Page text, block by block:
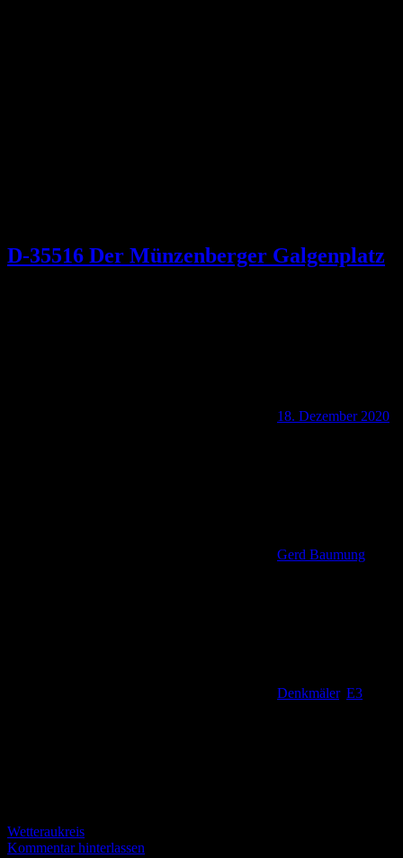
D-35516 Der Münzenberger Galgenplatz
18. Dezember 2020
Gerd Baumung
Denkmäler, E3
Wetteraukreis
Kommentar hinterlassen